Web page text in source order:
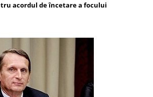
acordul de încetare a focului